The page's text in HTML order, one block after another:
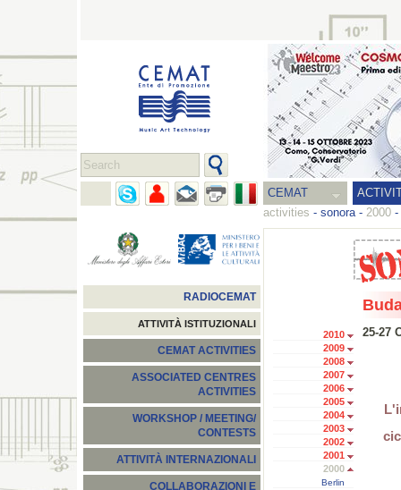
CEMAT
activities - sonora- 2000 -
RADIOCEMAT
ATTIVITÀ ISTITUZIONALI
CEMAT ACTIVITIES
ASSOCIATED CENTRES
ACTIVITIES
WORKSHOP / MEETING/
CONTESTS
ATTIVITÀ INTERNAZIONALI
COLLABORAZIONI E
2010
2009
2008
2007
2006
2005
2004
2003
2002
2001
2000
Berlin
25-27